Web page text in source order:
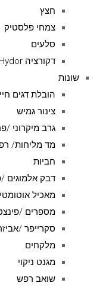
חצץ
צמחי פלסטיק
סלעים
דקורציה Hydor היידור
שונות
הובלת דגים
צינור גמיש
גרב מיקרוני /
מד מליחות/
חביות
דבק אלמוגים
מאכיל אוטומטי
מספרים /
סקרייפר /
מלקחים
מגנט ניקוי
שואב רפש